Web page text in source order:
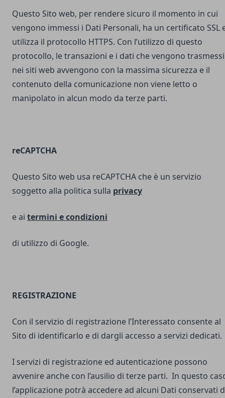
Questo Sito web, per rendere sicuro il momento in cui
vengono immessi i Dati Personali, ha un certificato SSL
utilizza il protocollo HTTPS. Con l’utilizzo di questo
protocollo, le transazioni e i dati che vengono trasmessi
nei siti web avvengono con la massima sicurezza e il
contenuto della comunicazione non viene letto o
manipolato in alcun modo da terze parti.
reCAPTCHA
Questo Sito web usa reCAPTCHA che è un servizio
soggetto alla politica sulla privacy
e ai termini econdizioni
di utilizzo di Google.
REGISTRAZIONE
Con il servizio di registrazione l’Interessato consente al
Sito di identificarlo e di dargli accesso a servizi dedicati.
I servizi di registrazione ed autenticazione possono
avvenire anche con l’ausilio di terze parti. In questo
l’applicazione potrà accedere ad alcuni Dati conservati